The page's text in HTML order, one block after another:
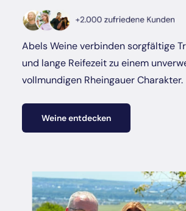
Abels Weine verbinden sorgfältige
und lange Reifezeit zu einem
vollmundigen Rheingauer Charakter.
Weine entdecken